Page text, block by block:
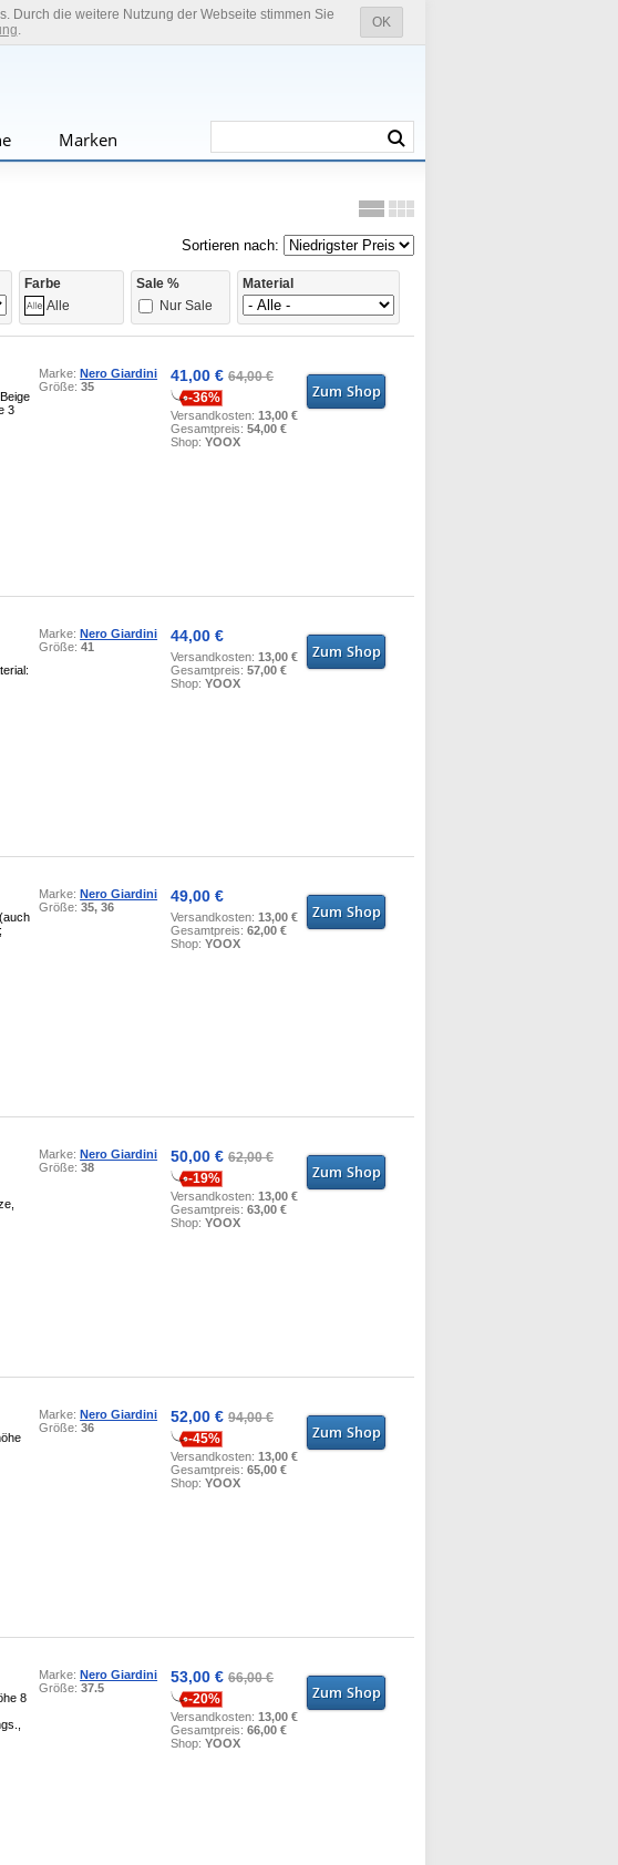
OK
Durch die weitere Nutzung der Webseite stimmen Sie
.
Marken
Sortieren nach:
Farbe
Alle
Sale %
Nur Sale
Material
3
Marke:Nero Giardini
Größe:35
41,00 €64,00 €
-36%
Versandkosten:13,00 €
Gesamtpreis:54,00 €
Shop:YOOX
Marke:Nero Giardini
Größe:41
44,00 €
Versandkosten:13,00 €
Gesamtpreis:57,00 €
Shop:YOOX
Marke:Nero Giardini
Größe:35, 36
49,00 €
Versandkosten:13,00 €
Gesamtpreis:62,00 €
Shop:YOOX
Marke:Nero Giardini
Größe:38
50,00 €62,00 €
-19%
Versandkosten:13,00 €
Gesamtpreis:63,00 €
Shop:YOOX
Marke:Nero Giardini
Größe:36
52,00 €94,00 €
-45%
Versandkosten:13,00 €
Gesamtpreis:65,00 €
Shop:YOOX
8
Marke:Nero Giardini
Größe:37.5
53,00 €66,00 €
-20%
Versandkosten:13,00 €
Gesamtpreis:66,00 €
Shop:YOOX